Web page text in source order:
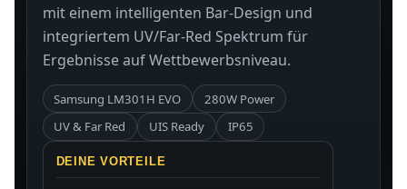
mit einem intelligenten Bar-Design und
integriertem UV/Far-Red Spektrum für
Ergebnisse auf Wettbewerbsniveau.
Samsung LM301H EVO
280W Power
UV & Far Red
UIS Ready IP65
DEINE VORTEILE